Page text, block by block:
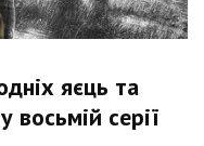
яєць та
восьмій серії